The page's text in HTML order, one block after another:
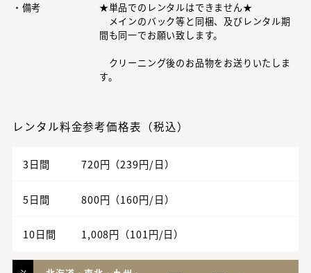
・備考
★単品でのレンタルはできません★
メインのバック等と同梱、及びレンタル期
間も同一でお願い致します。
クリーニング後のお品物をお送りいたしま
す。
レンタル料金参考価格表（税込）
3日間 720円（239円/日）
5日間 800円（160円/日）
10日間 1,008円（101円/日）